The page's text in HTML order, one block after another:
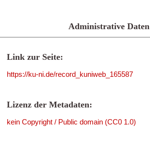
Administrative Daten
Link zur Seite:
https://ku-ni.de/record_kuniweb_165587
Lizenz der Metadaten:
kein Copyright / Public domain (CC0 1.0)